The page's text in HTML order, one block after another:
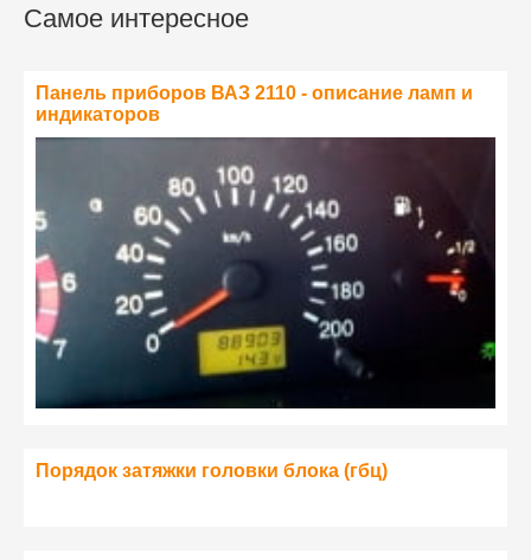
Самое интересное
Панель приборов ВАЗ 2110 - описание ламп и
индикаторов
Порядок затяжки головки блока (гбц)